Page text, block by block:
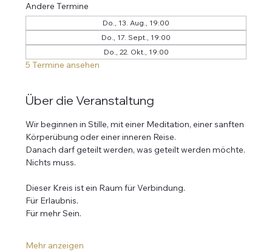
Andere Termine
Do., 13. Aug., 19:00
Do., 17. Sept., 19:00
Do., 22. Okt., 19:00
5 Termine ansehen
Über die Veranstaltung
Wir beginnen in Stille, mit einer Meditation, einer sanften
Körperübung oder einer inneren Reise.
Danach darf geteilt werden, was geteilt werden möchte.
Nichts muss.
Dieser Kreis ist ein Raum für Verbindung.
Für Erlaubnis.
Für mehr Sein.
Mehr anzeigen